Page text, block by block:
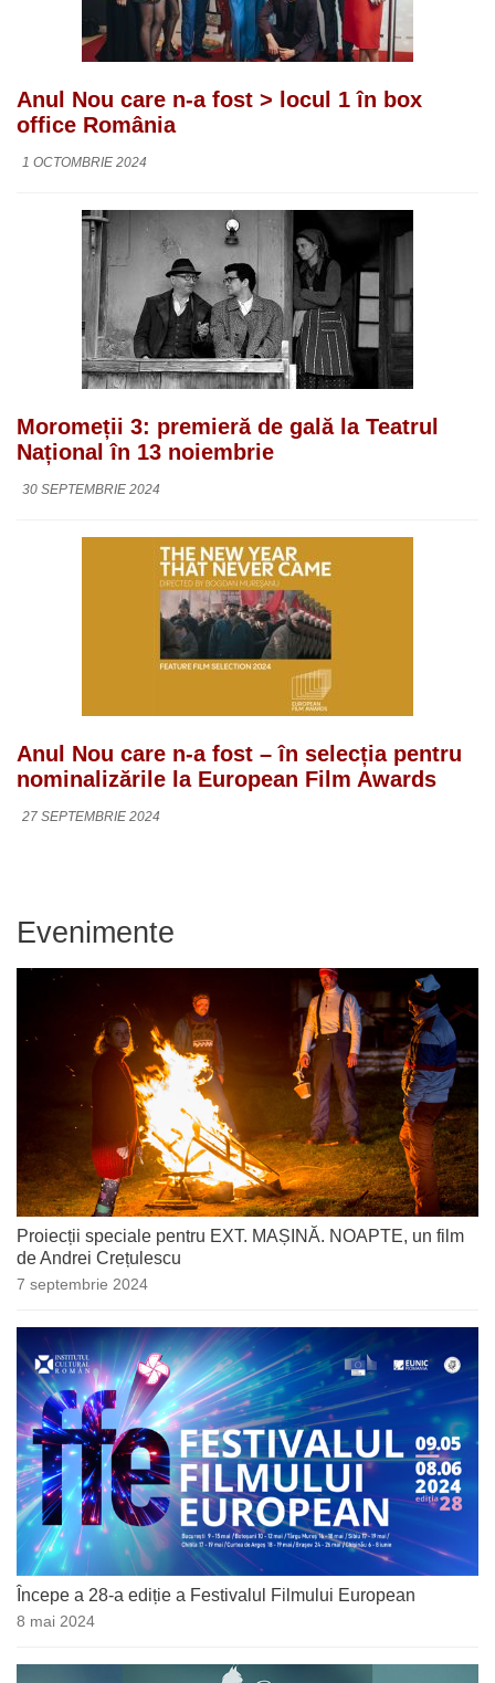
Anul Nou care n-a fost > locul 1 în box
office România
1 OCTOMBRIE 2024
Moromeții 3: premieră de gală la Teatrul
Național în 13 noiembrie
30 SEPTEMBRIE 2024
Anul Nou care n-a fost – în selecția pentru
nominalizările la European Film Awards
27 SEPTEMBRIE 2024
Evenimente
Proiecții speciale pentru EXT. MAȘINĂ. NOAPTE, un film
de Andrei Crețulescu
7 septembrie 2024
Începe a 28-a ediție a Festivalul Filmului European
8 mai 2024